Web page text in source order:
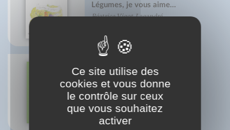
Légumes, je vous aime...
Béatrice Vigot-Lagandré
Petit traité de l'asperge
Martin Fache
Pierre-Brice Lebrun
Ce site utilise des
cookies et vous donne
le contrôle sur ceux
que vous souhaitez
activer